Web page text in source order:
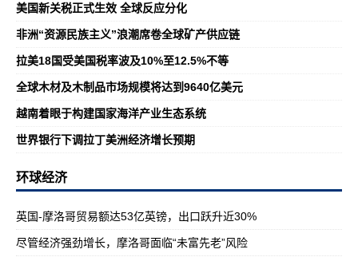
美国新关税正式生效 全球反应分化
非洲“资源民族主义”浪潮席卷全球矿产供应链
拉美18国受美国税率波及10%至12.5%不等
全球木材及木制品市场规模将达到9640亿美元
越南着眼于构建国家海洋产业生态系统
世界银行下调拉丁美洲经济增长预期
环球经济
英国-摩洛哥贸易额达53亿英镑，出口跃升近30%
尽管经济强劲增长，摩洛哥面临“未富先老”风险